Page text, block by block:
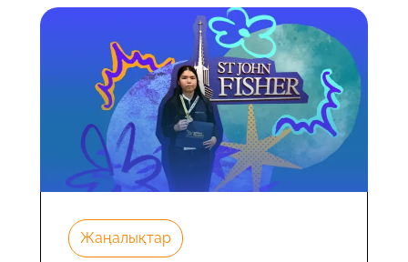
Жаңалықтар